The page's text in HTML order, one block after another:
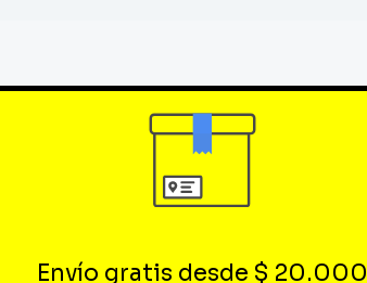
Envío gratis desde $ 20.000